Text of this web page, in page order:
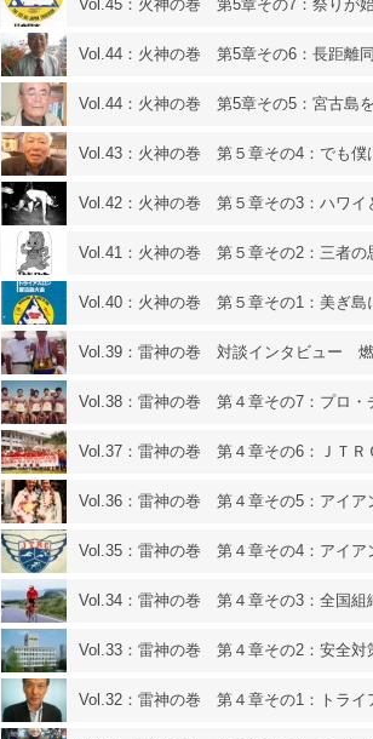
Vol.45：火神の巻 第5章その7：祭りが
Vol.44：火神の巻 第5章その6：長距離
Vol.44：火神の巻 第5章その5：宮古島
Vol.43：火神の巻 第５章その4：でも僕
Vol.42：火神の巻 第５章その3：ハワイ
Vol.41：火神の巻 第５章その2：三者の
Vol.40：火神の巻 第５章その1：美ぎ島
Vol.39：雷神の巻 対談インタビュー 燃
Vol.38：雷神の巻 第４章その7：プロ・
Vol.37：雷神の巻 第４章その6：ＪＴＲ
Vol.36：雷神の巻 第４章その5：アイア
Vol.35：雷神の巻 第４章その4：アイア
Vol.34：雷神の巻 第４章その3：全国組
Vol.33：雷神の巻 第４章その2：安全対
Vol.32：雷神の巻 第４章その1：トライ